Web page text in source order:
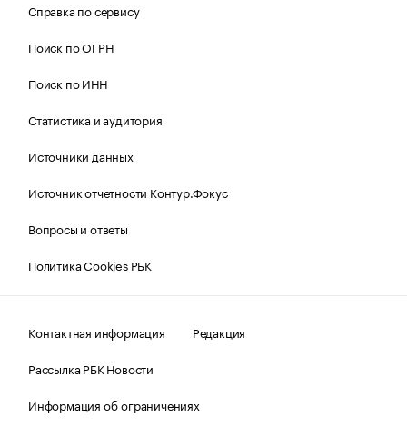
Справка по сервису
Поиск по ОГРН
Поиск по ИНН
Статистика и аудитория
Источники данных
Источник отчетности Контур.Фокус
Вопросы и ответы
Политика Cookies РБК
Контактная информация
Редакция
Рассылка РБК Новости
Информация об ограничениях